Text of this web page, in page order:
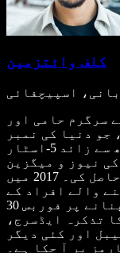
کلف وائتزمین
اسپیچفائی
سرگرم حامی اور
جو دنیا کی نمبر
1 ٹیکسٹ ٹو اسپیچ ایپ ہے۔ 1 لاکھ سے زائد 5-اسٹار
نیوز و میگزین
کیٹیگری میں پہلی پوزیشن حاصل کی۔ 2017 میں
والے افراد کے
لیے انٹرنیٹ کو زیادہ قابلِ رسائی بنانے پر فوربس 30
کا تذکرہ ایڈسرج،
اور کئی دیگر
پر آ چکا ہے۔